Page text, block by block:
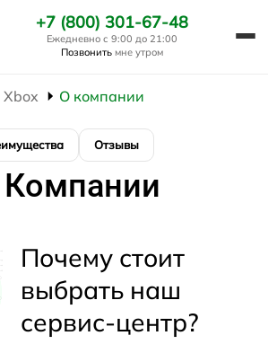
+7 (800) 301-67-48
Ежедневно с 9:00 до 21:00
Позвонить мне утром
О компании
Отзывы
Почему стоит
выбрать наш
сервис-центр?